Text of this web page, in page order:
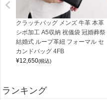
クラッチバッグ メンズ 牛革 本革
シボ加工 A5収納 祝儀袋 冠婚葬祭
結婚式 ループ革紐 フォーマル セ
カンドバッグ 4FB
¥12,650(税込)
ランキング